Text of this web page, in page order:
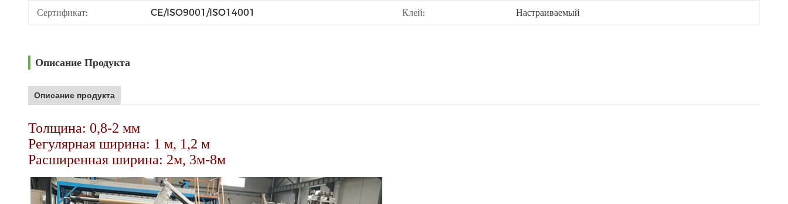
Сертификат: CE/ISO9001/ISO14001 Клей: Настраиваемый
Описание Продукта
Описание продукта
Толщина: 0,8-2 мм
Регулярная ширина: 1 м, 1,2 м
Расширенная ширина: 2м, 3м-8м